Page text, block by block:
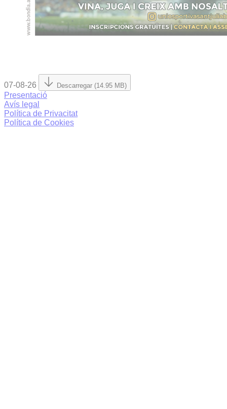
07-08-26 Descarregar (14.95 MB)
Presentació
Avís legal
Política de Privacitat
Política de Cookies